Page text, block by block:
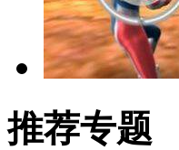
推荐专题